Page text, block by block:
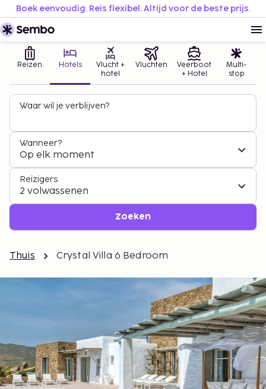
Boek eenvoudig. Reis flexibel. Altijd voor de beste prijs.
Reizen Hotels
Vlucht +
hotel
Vluchten
Veerboot
+ Hotel
Multi-
stop
Waar wil je verblijven?
Wanneer?
Op elk moment
Reizigers
2 volwassenen
Zoeken
Thuis Crystal Villa 6 Bedroom